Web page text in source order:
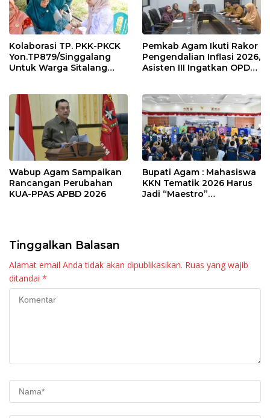
Kolaborasi TP. PKK-PKCK
Yon.TP879/Singgalang
Untuk Warga Sitalang
Pemkab Agam Ikuti Rakor
Pengendalian Inflasi 2026,
Asisten III Ingatkan OPD
Wabup Agam Sampaikan
Rancangan Perubahan
KUA-PPAS APBD 2026
Bupati Agam : Mahasiswa
KKN Tematik 2026 Harus
Jadi “Maestro”
Tinggalkan Balasan
Alamat email Anda tidak akan dipublikasikan. Ruas yang wajib
ditandai *